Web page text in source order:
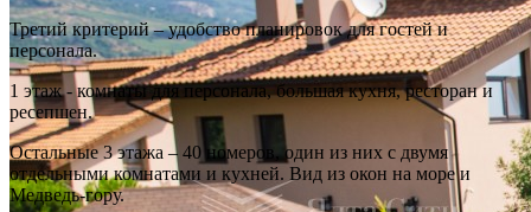
Третий критерий – удобство планировок для гостей и
персонала.
1 этаж - комнаты для персонала, большая кухня, ресторан и
ресепшен.
Остальные 3 этажа – 40 номеров, один из них с двумя
отдельными комнатами и кухней. Вид из окон на море и
Медведь-гору.